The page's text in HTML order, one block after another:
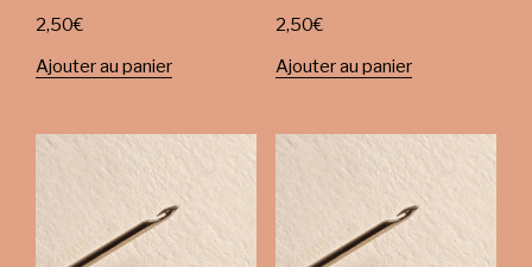
2,50€
Ajouter au panier
2,50€
Ajouter au panier